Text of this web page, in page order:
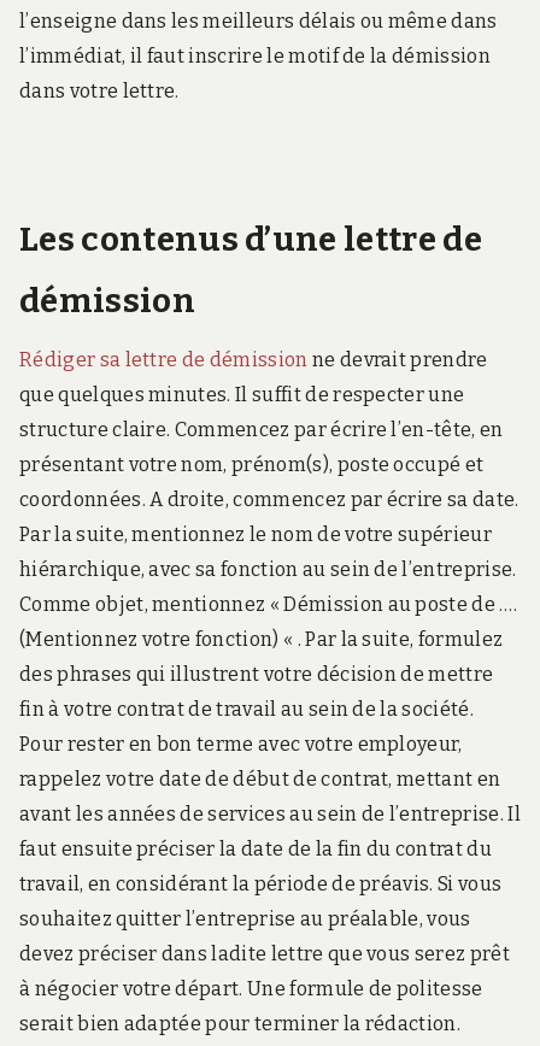
l’enseigne dans les meilleurs délais ou même dans
l’immédiat, il faut inscrire le motif de la démission
dans votre lettre.
Les contenus d’une lettre de
démission
Rédiger sa lettre de démission ne devrait prendre
que quelques minutes. Il suffit de respecter une
structure claire. Commencez par écrire l’en-tête, en
présentant votre nom, prénom(s), poste occupé et
coordonnées. A droite, commencez par écrire sa date.
Par la suite, mentionnez le nom de votre supérieur
hiérarchique, avec sa fonction au sein de l’entreprise.
Comme objet, mentionnez « Démission au poste de ….
(Mentionnez votre fonction) « . Par la suite, formulez
des phrases qui illustrent votre décision de mettre
fin à votre contrat de travail au sein de la société.
Pour rester en bon terme avec votre employeur,
rappelez votre date de début de contrat, mettant en
avant les années de services au sein de l’entreprise. Il
faut ensuite préciser la date de la fin du contrat du
travail, en considérant la période de préavis. Si vous
souhaitez quitter l’entreprise au préalable, vous
devez préciser dans ladite lettre que vous serez prêt
à négocier votre départ. Une formule de politesse
serait bien adaptée pour terminer la rédaction.